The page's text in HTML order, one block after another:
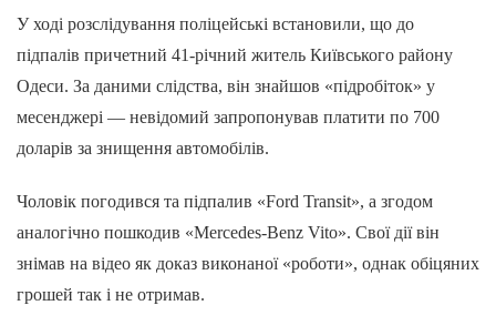
У ході розслідування поліцейські встановили, що до
підпалів причетний 41-річний житель Київського району
Одеси. За даними слідства, він знайшов «підробіток» у
месенджері — невідомий запропонував платити по 700
доларів за знищення автомобілів.
Чоловік погодився та підпалив «Ford Transit», а згодом
аналогічно пошкодив «Mercedes-Benz Vito». Свої дії він
знімав на відео як доказ виконаної «роботи», однак обіцяних
грошей так і не отримав.